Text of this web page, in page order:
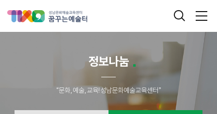
통합검색
정보나눔
“문화, 예술, 교육! 성남문화예술교육센터”